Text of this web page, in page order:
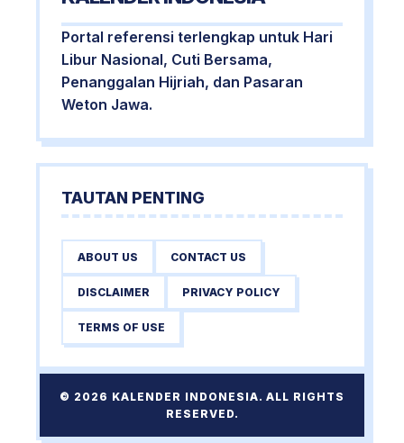
Portal referensi terlengkap untuk Hari
Libur Nasional, Cuti Bersama,
Penanggalan Hijriah, dan Pasaran
Weton Jawa.
TAUTAN PENTING
ABOUT US CONTACT US
DISCLAIMER PRIVACY POLICY
TERMS OF USE
© 2026 KALENDER INDONESIA. ALL RIGHTS
RESERVED.